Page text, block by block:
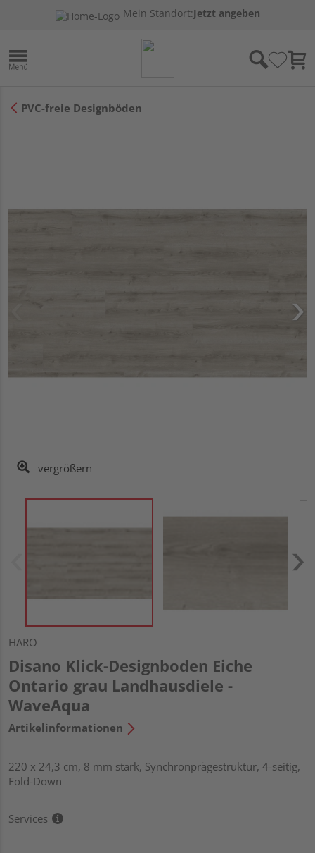
Mein Standort:Jetzt angeben
PVC-freie Designböden
vergrößern
HARO
Disano Klick-Designboden Eiche
Ontario grau Landhausdiele -
WaveAqua
Artikelinformationen
220 x 24,3 cm, 8 mm stark, Synchronprägestruktur, 4-seitig,
Fold-Down
Services